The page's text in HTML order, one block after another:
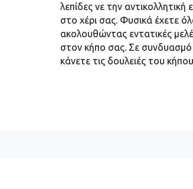
λεπίδες νε την
στο χέρι σας. Φυσικά έχετε
ακολουθώντας εντατικές
στον κήπο σας. Σε συνδυασμό
κάνετε τις δουλειές του